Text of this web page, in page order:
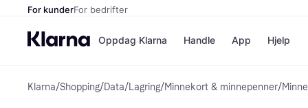
For kunderFor bedrifter
Oppdag Klarna Handle
Butikker
App Hjelp
Klarna/Shopping/Data/Lagring/Minnekort & minnepenner/